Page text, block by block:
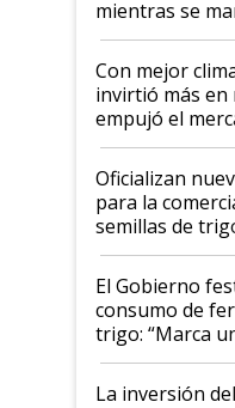
mientras se
conflicto en
Con mejor
invirtió más
empujó el
Oficializan
para la
semillas de
granel
El Gobierno
consumo de
trigo: “Marca
confianza de
La inversión